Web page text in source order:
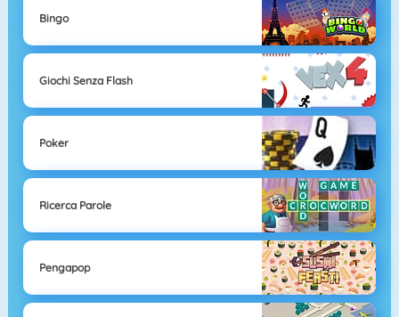
Bingo
Giochi Senza Flash
Poker
Ricerca Parole
Pengapop